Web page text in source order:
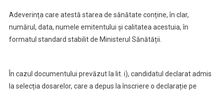
Adeverința care atestă starea de sănătate conține, în clar,
numărul, data, numele emitentului și calitatea acestuia, în
formatul standard stabilit de Ministerul Sănătății.
În cazul documentului prevăzut la lit. i), candidatul declarat admis
la selecția dosarelor, care a depus la înscriere o declarație pe